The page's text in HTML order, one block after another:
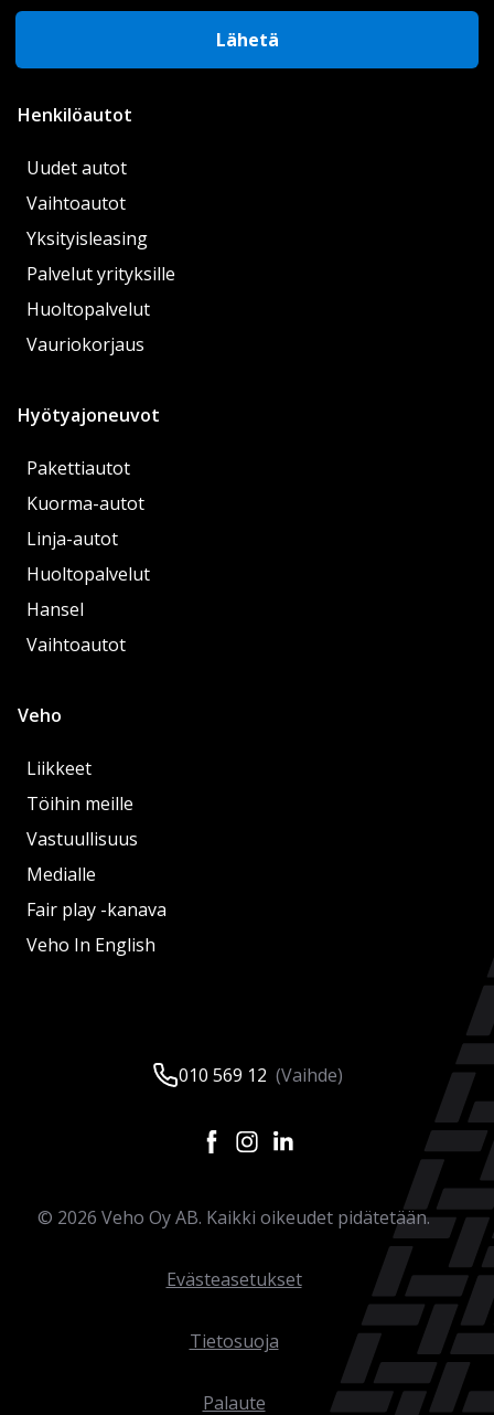
Lähetä
Henkilöautot
Uudet autot
Vaihtoautot
Yksityisleasing
Palvelut yrityksille
Huoltopalvelut
Vauriokorjaus
Hyötyajoneuvot
Pakettiautot
Kuorma-autot
Linja-autot
Huoltopalvelut
Hansel
Vaihtoautot
Veho
Liikkeet
Töihin meille
Vastuullisuus
Medialle
Fair play -kanava
Veho In English
010 569 12 (Vaihde)
© 2026 Veho Oy AB. Kaikki oikeudet pidätetään.
Evästeasetukset
Tietosuoja
Palaute